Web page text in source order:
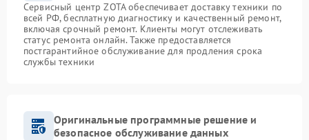
Сервисный центр ZOTA обеспечивает доставку техники по
всей РФ, бесплатную диагностику и качественный ремонт,
включая срочный ремонт. Клиенты могут отслеживать
статус ремонта онлайн. Также предоставляется
постгарантийное обслуживание для продления срока
службы техники
Оригинальные программные решение и
безопасное обслуживание данных